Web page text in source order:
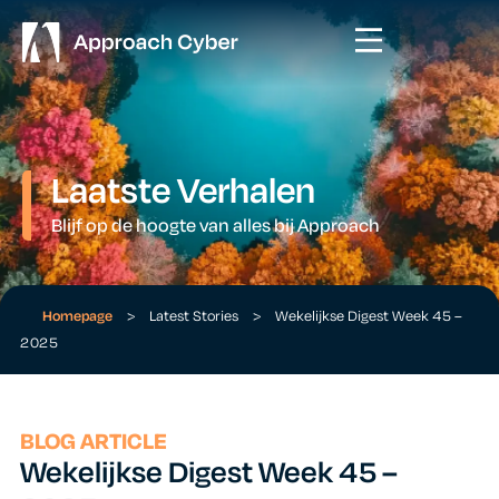
Laatste Verhalen
Blijf op de hoogte van alles bij Approach
Homepage > Latest Stories >
Wekelijkse Digest Week 45 –
2025
BLOG ARTICLE
Wekelijkse Digest Week 45 –